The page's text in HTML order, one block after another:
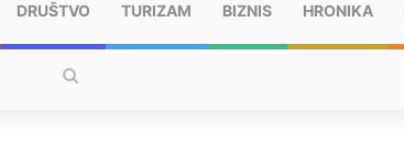
DRUŠTVO TURIZAM BIZNIS HRONIKA